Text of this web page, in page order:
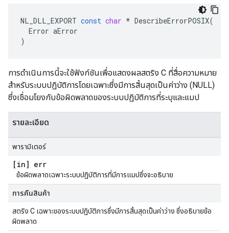
NL_DLL_EXPORT const char * DescribeErrorPOSIX(
Error aError
)
การดำเนินการนี้จะใช้ฟังก์ชันเพื่อแสดงผลสตริง C ที่สื่อความหมาย
สำหรับระบบปฏิบัติการโดยเฉพาะซึ่งมีการสิ้นสุดเป็นค่าว่าง (NULL)
ซึ่งเชื่อมโยงกับข้อผิดพลาดของระบบปฏิบัติการที่ระบุและแมป
รายละเอียด
พารามิเตอร์
[in] err
ข้อผิดพลาดเฉพาะระบบปฏิบัติการที่มีการแมปซึ่งจะอธิบาย
การคืนสินค้า
สตริง C เฉพาะของระบบปฏิบัติการซึ่งมีการสิ้นสุดเป็นค่าว่าง ซึ่งอธิบายข้อ
ผิดพลาด